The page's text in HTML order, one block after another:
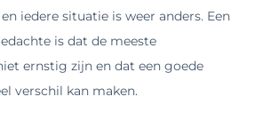
iedere situatie is weer anders. Een
is dat de meeste
ernstig zijn en dat een goede
verschil kan maken.